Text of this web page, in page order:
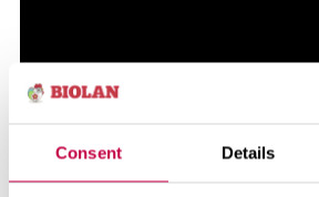
Consent Details